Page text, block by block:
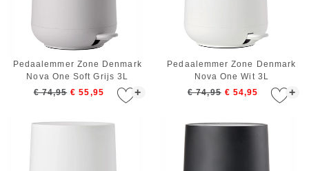
+
Pedaalemmer Zone Denmark
Nova One Soft Grijs 3L
€ 74,95 € 55,95 +
Pedaalemmer Zone Denmark
Nova One Wit 3L
€ 74,95 € 54,95